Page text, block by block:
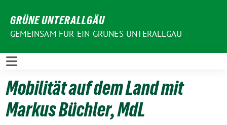
zum
Inhalt
GRÜNE UNTERALLGÄU
GEMEINSAM FÜR EIN GRÜNES UNTERALLGÄU
Mobilität auf dem Land mit
Markus Büchler, MdL